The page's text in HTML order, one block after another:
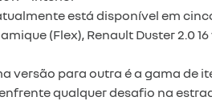
está disponível em
(Flex), Renault Duster 2.0
versão para outra é a gama de
qualquer desafio na